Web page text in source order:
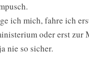
ich mich, fahre ich
oder erst zur
nie so sicher.